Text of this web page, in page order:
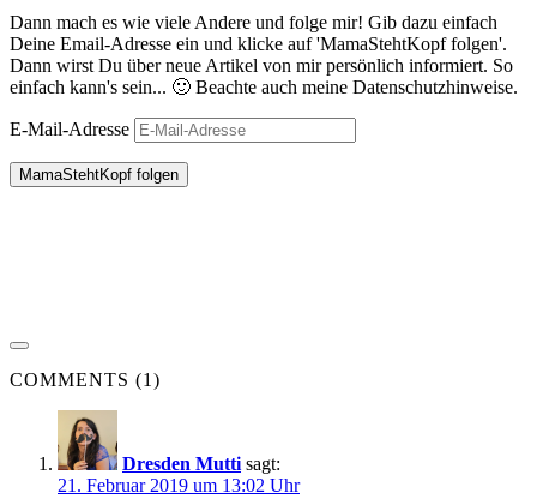
Dann mach es wie viele Andere und folge mir! Gib dazu einfach
Deine Email-Adresse ein und klicke auf 'MamaStehtKopf folgen'.
Dann wirst Du über neue Artikel von mir persönlich informiert. So
einfach kann's sein... 🙂 Beachte auch meine Datenschutzhinweise.
E-Mail-Adresse
MamaStehtKopf folgen
COMMENTS (1)
Dresden Mutti sagt:
21. Februar 2019 um 13:02 Uhr